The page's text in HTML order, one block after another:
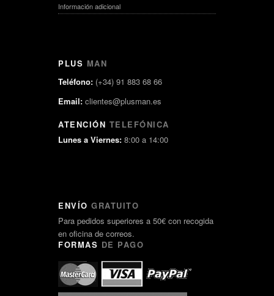
Información adicional
PLUS MAN
Teléfono: (+34) 91 883 68 66
Email: clientes@plusman.es
ATENCIÓN TELEFÓNICA
Lunes a Viernes: 8:00 a 14:00
ENVÍO GRATUITO
Para pedidos superiores a 50€ con recogida
en oficina de correos.
FORMAS DE PAGO